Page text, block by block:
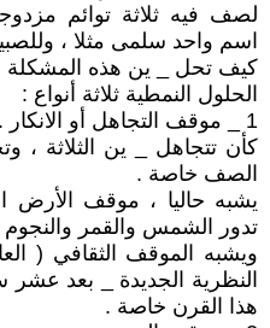
لصف فيه ثلاثة توائم
اسم واحد سلمى مثلا ،
كيف تحل _ ين هذه المشكلة
الحلول النمطية ثلاثة أنواع :
1 _ موقف التجاهل أو الانكار .
كأن تتجاهل _ ين الثلاثة ،
الصف خاصة .
يشبه حاليا ، موقف الأرض
تدور الشمس والقمر والنجوم
ويشبه الموقف الثقافي (
النظرية الجديدة _ بعد
هذا القرن خاصة .